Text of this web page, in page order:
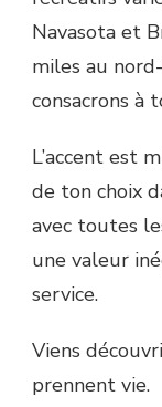
Navasota et
miles au
consacrons à
L’accent est
de ton choix
avec toutes
une valeur
service.
Viens
prennent vie.